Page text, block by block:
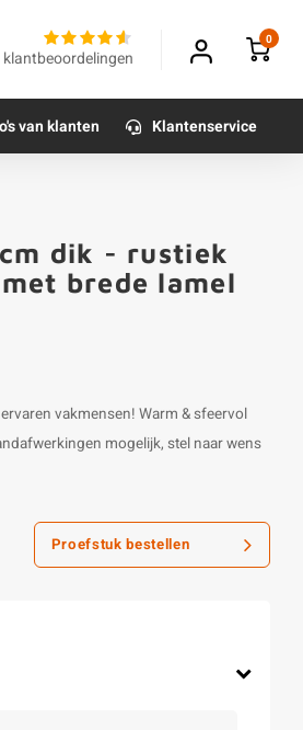
klantbeoordelingen
0
van klanten Klantenservice
dik - rustiek
brede lamel
vakmensen! Warm & sfeervol
mogelijk, stel naar wens
Proefstuk bestellen